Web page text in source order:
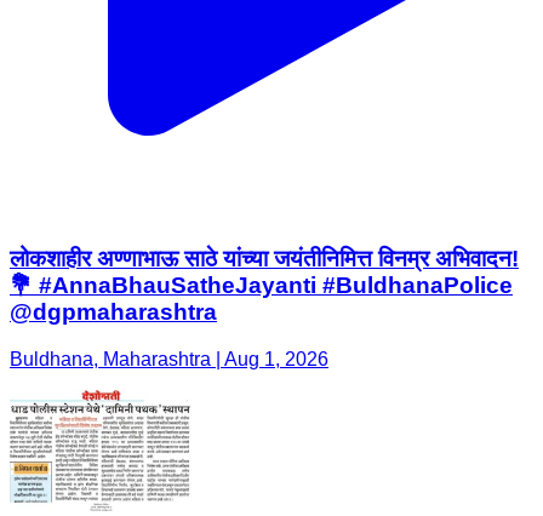
लोकशाहीर अण्णाभाऊ साठे यांच्या जयंतीनिमित्त विनम्र अभिवादन!
💐 #AnnaBhauSatheJayanti #BuldhanaPolice
@dgpmaharashtra
Buldhana, Maharashtra | Aug 1, 2026